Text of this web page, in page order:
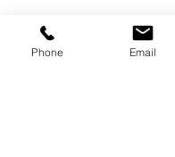
Phone Email